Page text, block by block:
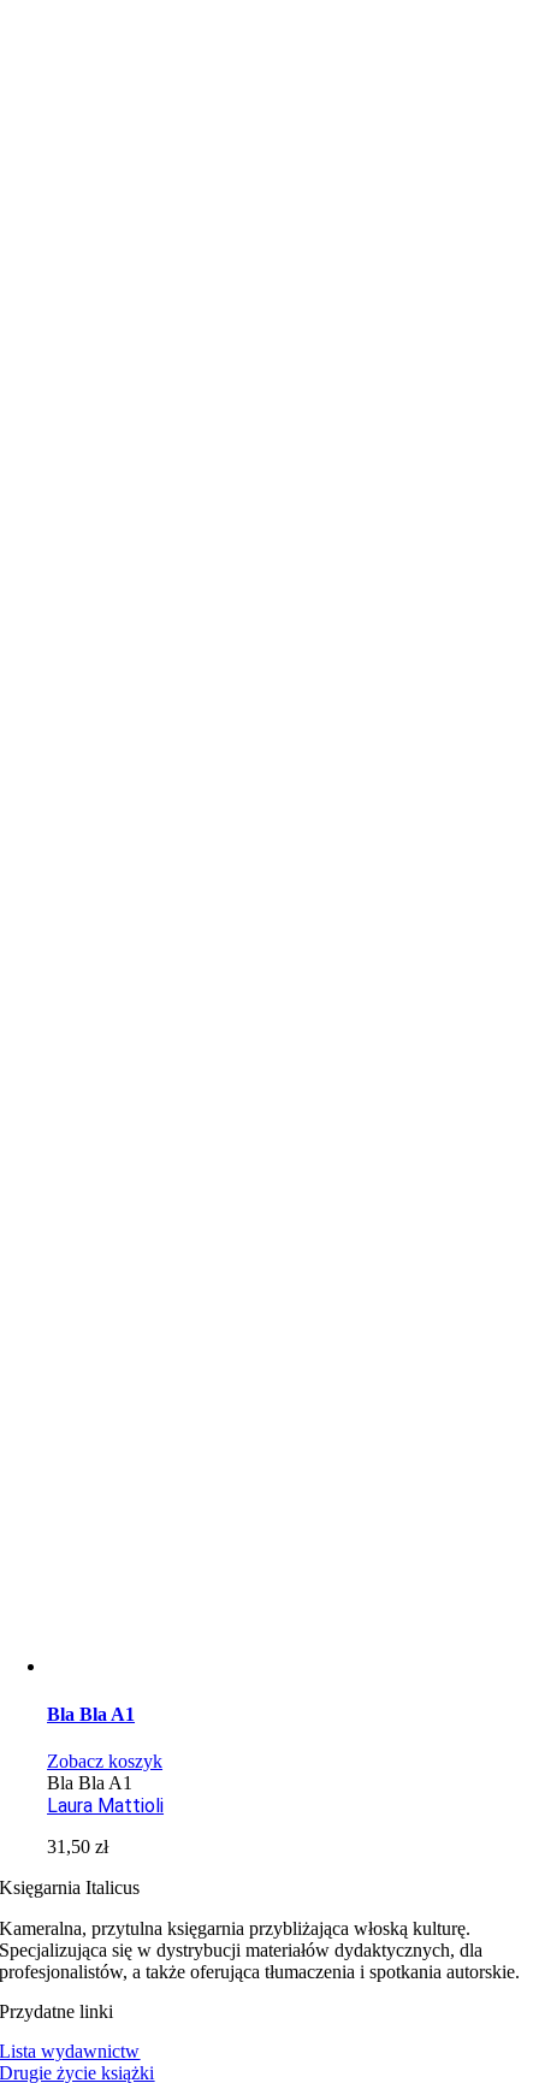
Bla Bla A1
Zobacz koszyk
Bla Bla A1
Laura Mattioli
31,50zł
Księgarnia Italicus
Kameralna, przytulna księgarnia przybliżająca włoską kulturę.
Specjalizująca się w dystrybucji materiałów dydaktycznych, dla
profesjonalistów, a także oferująca tłumaczenia i spotkania autorskie.
Przydatne linki
Lista wydawnictw
Drugie życie książki